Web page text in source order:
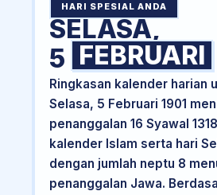
HARI SPESIAL ANDA
SELASA,
5 FEBRUARI
Ringkasan kalender harian
Selasa, 5 Februari 1901
penanggalan 16 Syawal
kalender Islam serta hari
dengan jumlah neptu 8
penanggalan Jawa.